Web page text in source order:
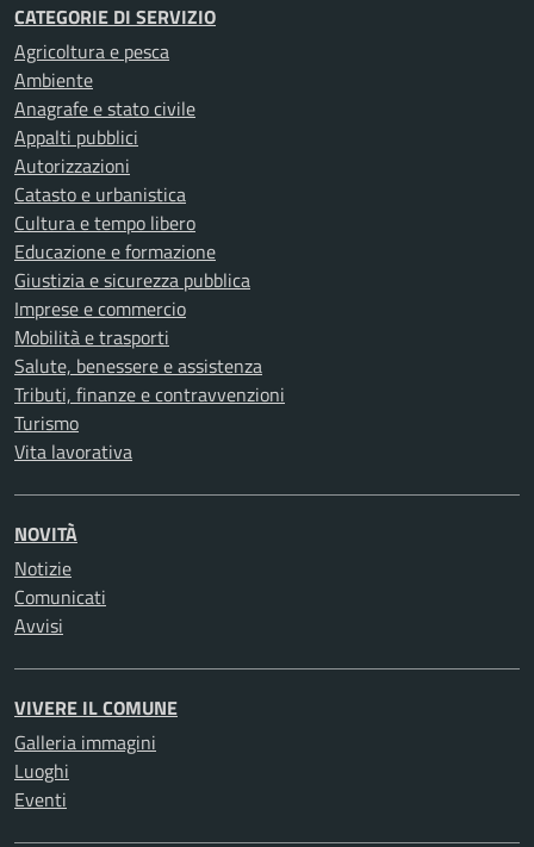
CATEGORIE DI SERVIZIO
Agricoltura e pesca
Ambiente
Anagrafe e stato civile
Appalti pubblici
Autorizzazioni
Catasto e urbanistica
Cultura e tempo libero
Educazione e formazione
Giustizia e sicurezza pubblica
Imprese e commercio
Mobilità e trasporti
Salute, benessere e assistenza
Tributi, finanze e contravvenzioni
Turismo
Vita lavorativa
NOVITÀ
Notizie
Comunicati
Avvisi
VIVERE IL COMUNE
Galleria immagini
Luoghi
Eventi